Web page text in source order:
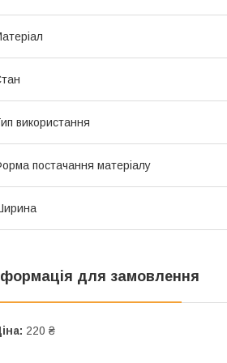
використання
постачання матеріалу
для замовлення
220 ₴